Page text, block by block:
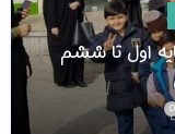
اول تا ششم
0